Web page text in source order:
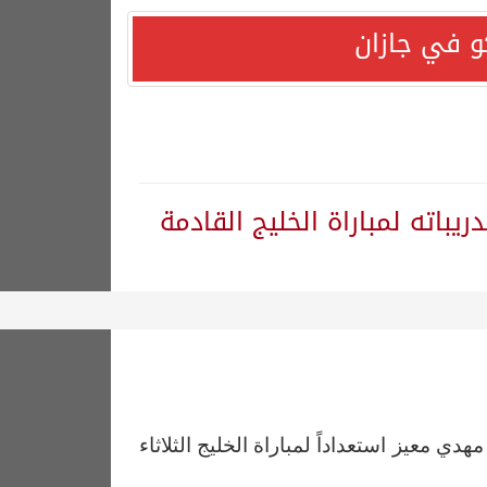
التركية وجمهورية باكستان الإسلامية.
في جازان
لمباراة الخليج القادمة
معيز استعداداً لمباراة الخليج الثلاثاء